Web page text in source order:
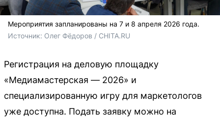
Мероприятия запланированы на 7 и 8 апреля 2026 года.
Источник: Олег Фёдоров / CHITA.RU
Регистрация на деловую площадку
«Медиамастерская — 2026» и
специализированную игру для маркетологов
уже доступна. Подать заявку можно на